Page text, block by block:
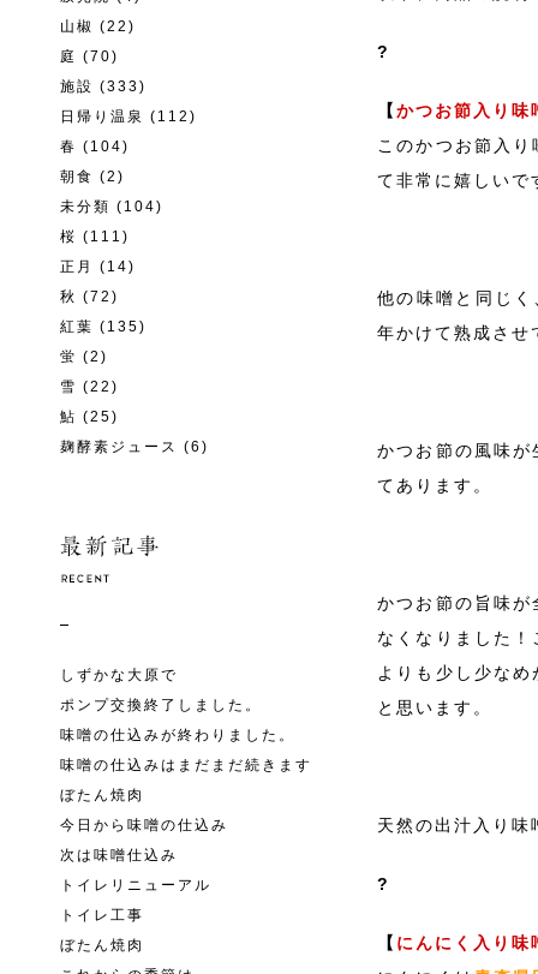
山椒 (22)
庭 (70)
施設 (333)
日帰り温泉 (112)
春 (104)
朝食 (2)
未分類 (104)
桜 (111)
正月
(14)
秋 (72)
紅葉 (135)
蛍 (2)
雪 (22)
鮎 (25)
麹酵素ジュース (6)
しずかな大原で
ポンプ交換終了しました。
味噌の仕込みが終わりました。
味噌の仕込みはまだまだ続きます
ぼたん焼肉
今日から味噌の仕込み
次は味噌仕込み
トイレリニューアル
トイレ工事
ぼたん焼肉
?
【かつお節入り味
このかつお節入
て非常に嬉しいで
他の味噌と同じ
年かけて熟成させ
かつお節の風味
てあります。
かつお節の旨味
なくなりました
よりも少し少な
と思います。
天然の出汁入り味
?
【 にんにく入り味